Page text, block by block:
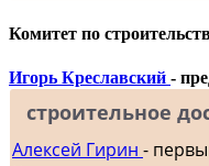
Комитет по
Игорь Креславский -
строительное
Алексей Гирин -